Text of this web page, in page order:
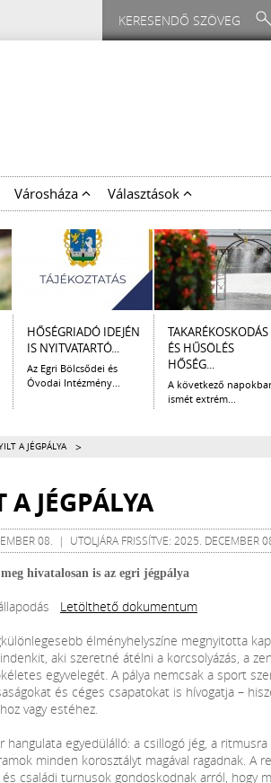
Városháza Választások
HŐSÉGRIADÓ IDEJÉN
IS NYITVATARTÓ...
Az Egri Bölcsődei és
Óvodai Intézmény...
TAKARÉKOSKODÁS
ÉS HŰSÖLÉS
HŐSÉG...
A következő
ismét extrém...
A JÉGPÁLYA >
JÉGPÁLYA
08. | UTOLJÁRA FRISSÍTVE: 2025. DECEMBER
hivatalosan is az egri jégpálya
Letölthető dokumentum
élményhelyszíne megnyitotta
aki szeretné átélni a korcsolyázás, a
egyvelegét. A pálya nemcsak a sport
és céges csapatokat is hívogatja –
vagy estéhez.
hangulata egyedülálló: a csillogó jég, a
minden korosztályt magával ragadnak. A
családi turnusok gondoskodnak arról, hogy